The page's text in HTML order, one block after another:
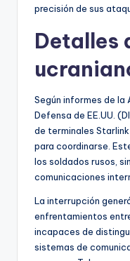
precisión de sus
Detalles
Según informes de la
Defensa de EE.UU.
de terminales
para coordinarse.
los soldados rusos,
comunicaciones
La interrupción
enfrentamientos
incapaces de
sistemas de